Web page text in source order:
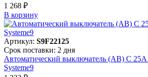
1 268 ₽
В корзинy
Артикул: S9F22125
Срок поставки: 2 дня
Автоматический выключатель (АВ) C
Systeme9